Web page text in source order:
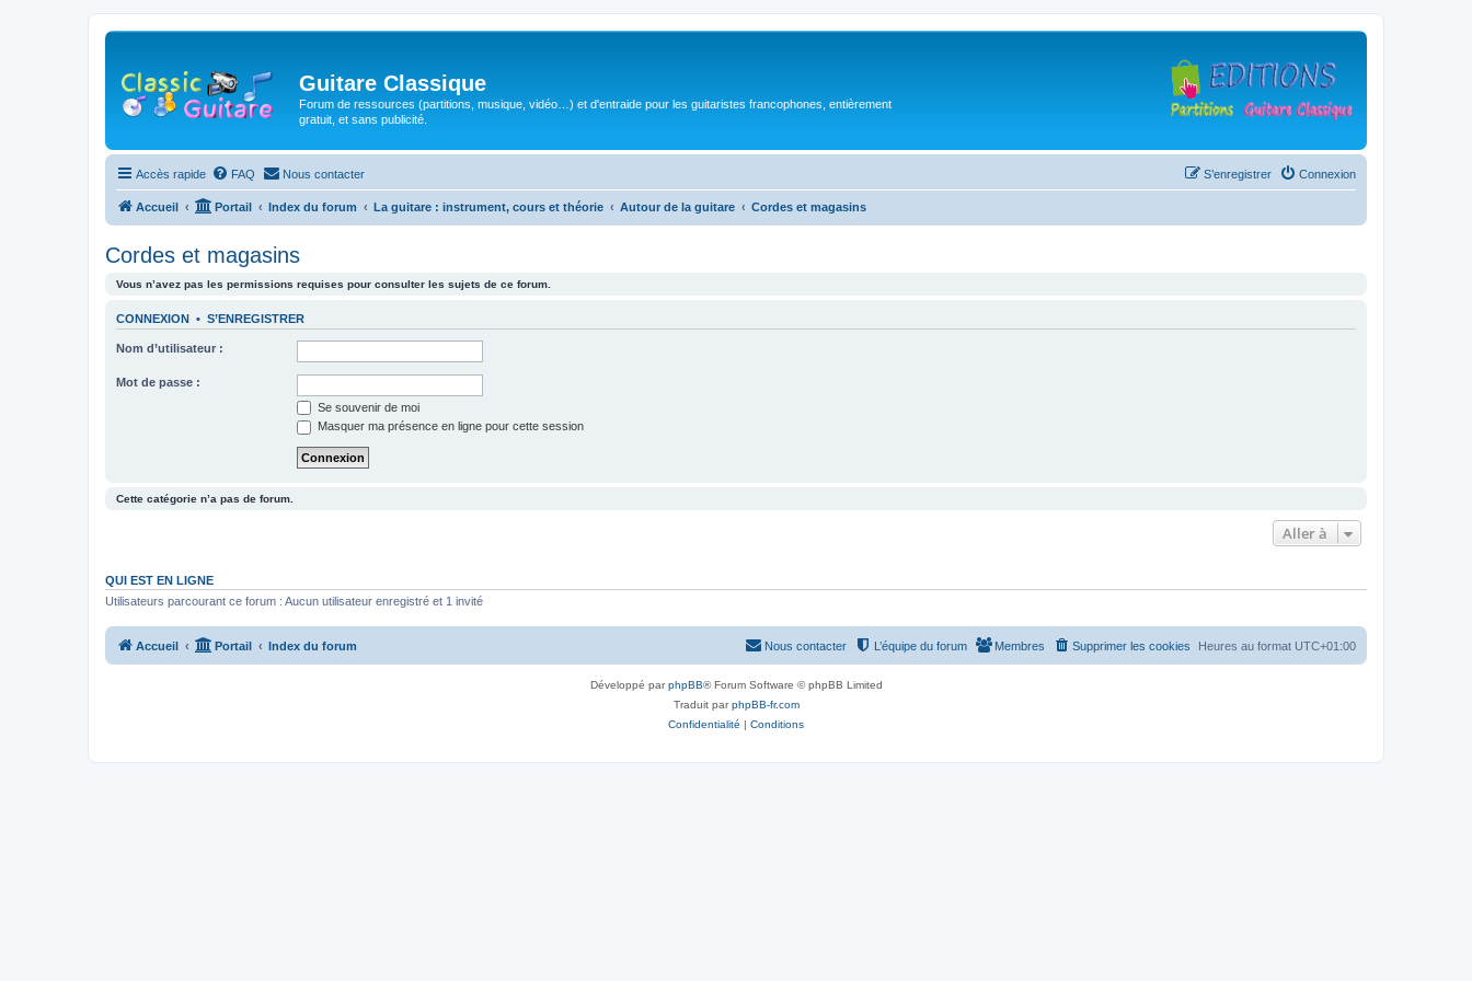
Guitare Classique
Forum de ressources (partitions, musique, vidéo…) et d'entraide pour les guitaristes francophones, entièrement
gratuit, et sans publicité.
Accès rapide FAQ Nous contacter Connexion
S’enregistrer
Accueil Portail Index du forum La guitare : instrument, cours et théorie Autour de la guitare Cordes et magasins
Cordes et magasins
Vous n’avez pas les permissions requises pour consulter les sujets de ce forum.
CONNEXION • S’ENREGISTRER
Nom d’utilisateur :
Mot de passe :
Se souvenir de moi
Masquer ma présence en ligne pour cette session
Cette catégorie n’a pas de forum.
Aller à
QUI EST EN LIGNE
Utilisateurs parcourant ce forum : Aucun utilisateur enregistré et 1 invité
Accueil Portail Index du forum Heures au format UTC+01:00
Supprimer les cookies
Membres
L’équipe du forum
Nous contacter
Développé parphpBB® Forum Software © phpBB Limited
Traduit parphpBB-fr.com
Confidentialité | Conditions